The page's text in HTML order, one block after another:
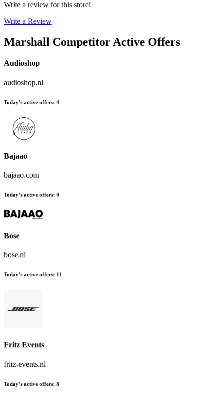
Write a review for this store!
Write a Review
Marshall Competitor Active Offers
Audioshop
audioshop.nl
Today’s active offers: 4
Bajaao
bajaao.com
Today’s active offers: 0
Bose
bose.nl
Today’s active offers: 11
Fritz Events
fritz-events.nl
Today’s active offers: 8